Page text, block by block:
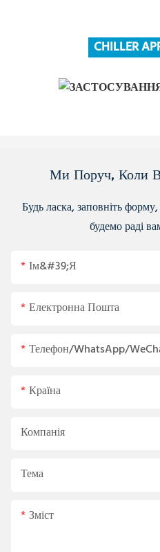
CHILLER
Ми Поруч, Коли
Будь ласка, заповніть
будемо раді
Ім&#39;я
Електронна Пошта
Телефон/WhatsApp/
Країна
Компанія
Тема
Зміст